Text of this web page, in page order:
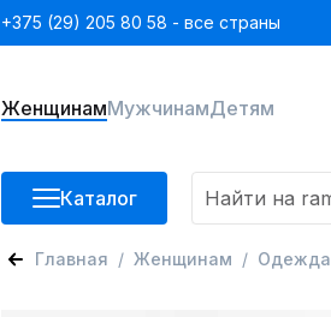
+375 (29) 205 80 58 - все страны
ЖенщинамМужчинамДетям
Каталог
Главная Женщинам Одежда